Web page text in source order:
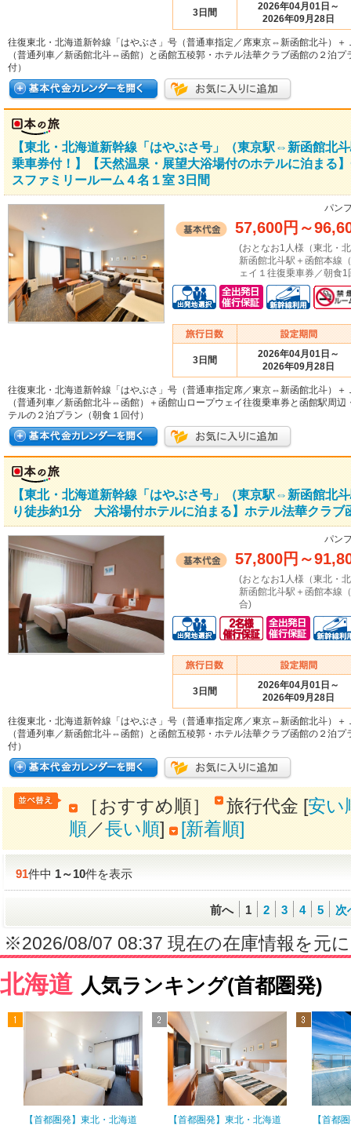
3日間
2026年04月01日～
2026年09月28日
往復東北・北海道新幹線「はやぶさ」号（普通車指定／席東京⇔新函館北斗）＋
（普通列車／新函館北斗⇔函館）と函館五稜郭・ホテル法華クラブ函館の２泊プ
付）
【東北・北海道新幹線「はやぶさ号」（東京駅⇔新函館北
乗車券付！】【天然温泉・展望大浴場付のホテルに泊ま
スファミリールーム４名１室 3日間
パン
57,600円 ～
(おとなお1人様（東北・
新函館北斗駅＋函館本線
ェイ１往復乗車券／朝食
3日間
2026年04月01日～
2026年09月28日
往復東北・北海道新幹線「はやぶさ」号（普通車指定席／東京⇔新函館北斗）＋
（普通列車／新函館北斗⇔函館）＋函館山ロープウェイ往復乗車券と函館駅周辺
テルの２泊プラン（朝食１回付）
【東北・北海道新幹線「はやぶさ号」（東京駅⇔新函館北
り徒歩約1分 大浴場付ホテルに泊まる】ホテル法華クラ
パン
57,800円 ～
(おとなお1人様（東北・
新函館北斗駅＋函館本線
合)
3日間
2026年04月01日～
2026年09月28日
往復東北・北海道新幹線「はやぶさ」号（普通車指定席／東京⇔新函館北斗）＋
（普通列車／新函館北斗⇔函館）と函館五稜郭・ホテル法華クラブ函館の２泊プ
付）
［おすすめ順］ 旅行代金 [安い
順／長い順] [新着順]
91件中1～10件を表示
前へ 1 2 3 4 5 次
※2026/08/07 08:37 現在の在庫情報を元
北海道 人気ランキング(首都圏発)
【首都圏発】東北・北海道
【首都圏発】東北・北海道
【首都